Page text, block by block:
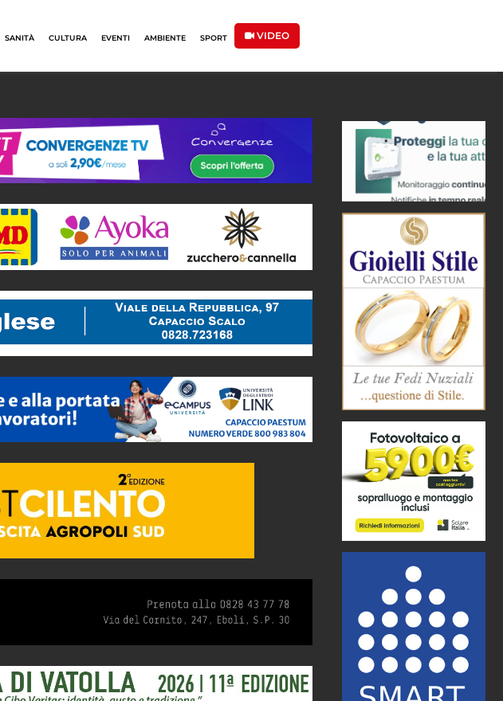
SANITÀ CULTURA EVENTI AMBIENTE SPORT VIDEO